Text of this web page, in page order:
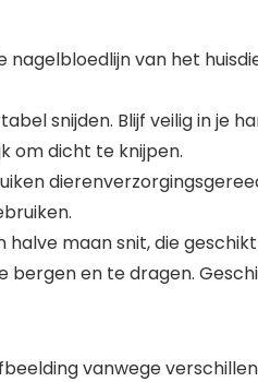
van het
snijden. Blijf veilig in je
om dicht te knijpen.
maan snit, die
bergen en te dragen.
vanwege